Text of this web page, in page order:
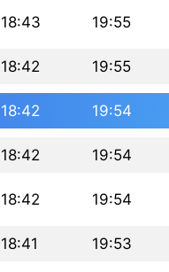
18:43 19:55
18:42 19:55
18:42 19:54
18:42 19:54
18:42 19:54
18:41 19:53